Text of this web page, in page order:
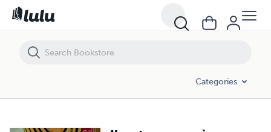
Categories
Il restauro non è conservazione...